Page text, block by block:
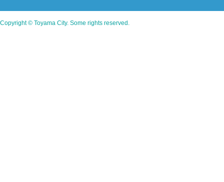
Copyright © Toyama City. Some rights reserved.